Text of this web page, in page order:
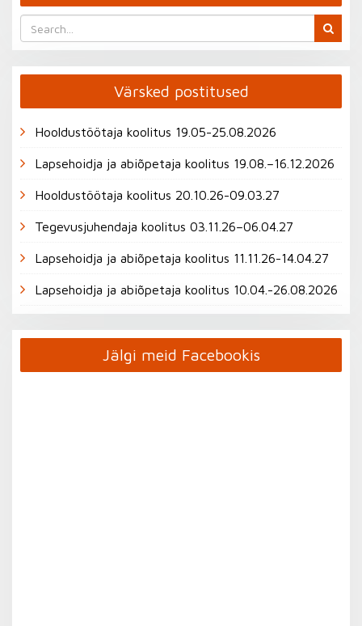
Värsked postitused
Hooldustöötaja koolitus 19.05-25.08.2026
Lapsehoidja ja abiõpetaja koolitus 19.08.–16.12.2026
Hooldustöötaja koolitus 20.10.26-09.03.27
Tegevusjuhendaja koolitus 03.11.26–06.04.27
Lapsehoidja ja abiõpetaja koolitus 11.11.26-14.04.27
Lapsehoidja ja abiõpetaja koolitus 10.04.-26.08.2026
Jälgi meid Facebookis